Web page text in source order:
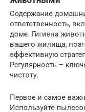
Содержание
ответственность,
доме. Гигиена
вашего жилища,
эффективную
Регулярность –
чистоту.
Первое и самое
Используйте